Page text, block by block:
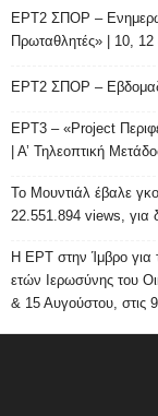
ΕΡΤ2 ΣΠΟΡ –
Πρωταθλητές» | 10,
ΕΡΤ2 ΣΠΟΡ –
ΕΡΤ3 – «Project
| Α’ Τηλεοπτική
Το Μουντιάλ έβαλε
22.551.894 views, για
Η ΕΡΤ στην Ίμβρο για
ετών Ιερωσύνης του
& 15 Αυγούστου, στις